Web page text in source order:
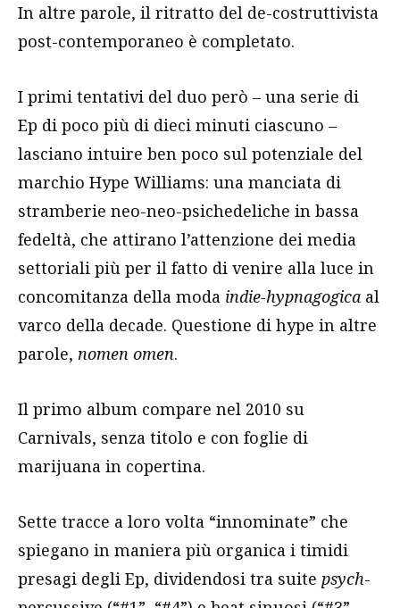
In altre parole, il ritratto del de-costruttivista
post-contemporaneo è completato.
I primi tentativi del duo però – una serie di
Ep di poco più di dieci minuti ciascuno –
lasciano intuire ben poco sul potenziale del
marchio Hype Williams: una manciata di
stramberie neo-neo-psichedeliche in bassa
fedeltà, che attirano l’attenzione dei media
settoriali più per il fatto di venire alla luce in
concomitanza della moda indie-hypnagogica al
varco della decade. Questione di hype in altre
parole, nomen omen.
Il primo album compare nel 2010 su
Carnivals, senza titolo e con foglie di
marijuana in copertina.
Sette tracce a loro volta “innominate” che
spiegano in maniera più organica i timidi
presagi degli Ep, dividendosi tra suite psych-